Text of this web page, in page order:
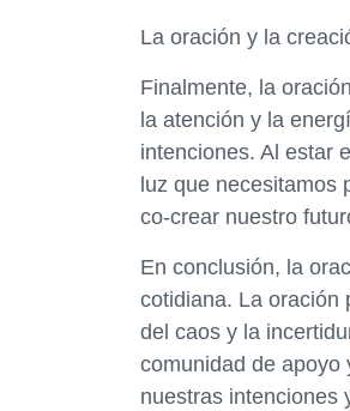
La oración y la
Finalmente, la
la atención y la
intenciones. Al estar
luz que necesitamos
co-crear nuestro
En conclusión, la
cotidiana. La oración
del caos y la
comunidad de apoyo
nuestras intenciones